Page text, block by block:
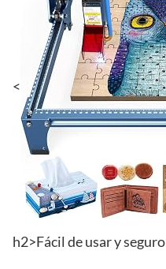
<
h2>Fácil de usar y seguro